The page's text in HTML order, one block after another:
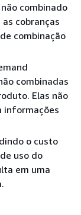
combinado
as cobranças
combinação
combinadas
Elas não
informações
o custo
uso do
em uma